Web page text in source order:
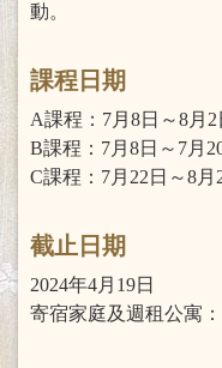
動。
課程日期
A課程：7月8日～8月2
B課程：7月8日～7月
C課程：7月22日～8月
截止日期
2024年4月19日
寄宿家庭及週租公寓：